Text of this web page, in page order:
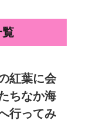
覧
紅葉に会
ちなか海
行ってみ